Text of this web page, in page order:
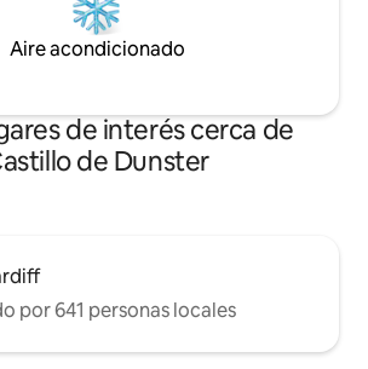
Aire acondicionado
de interés cerca de
de Dunster
por 641 personas locales